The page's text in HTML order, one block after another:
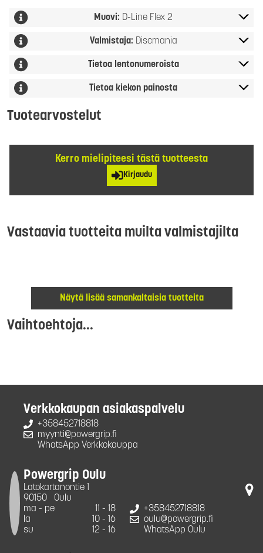
Muovi: D-Line Flex 2
Valmistaja: Discmania
Tietoa lentonumeroista
Tietoa kiekon painosta
Tuotearvostelut
Kerro mielipiteesi tästä tuotteesta
Kirjaudu
Vastaavia tuotteita muilta valmistajilta
Näytä lisää samankaltaisia tuotteita
Vaihtoehtoja...
Verkkokaupan asiakaspalvelu
+358452718818
myynti@powergrip.fi
WhatsApp Verkkokauppa
Powergrip Oulu
Latokartanontie 1
90150
Oulu
ma - pe
11 - 18
la
10 - 16
su
12 - 16
+358452718818
oulu@powergrip.fi
WhatsApp Oulu